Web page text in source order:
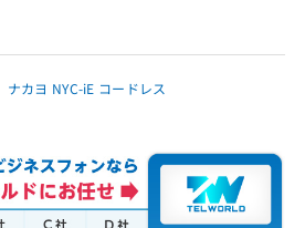
ナカヨ NYC-iE コードレス